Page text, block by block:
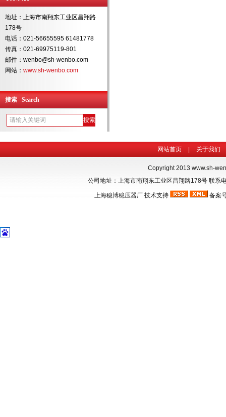
地址：上海市南翔东工业区昌翔路
178号
电话：021-56655595 61481778
传真：021-69975119-801
邮件：wenbo@sh-wenbo.com
网站： www.sh-wenbo.com
搜索 Search
网站首页 关于我们
Copyright 2013 www.sh-
公司地址：上海市南翔东工业区昌翔路178号 联
上海稳博稳压器厂 技术支持 备案